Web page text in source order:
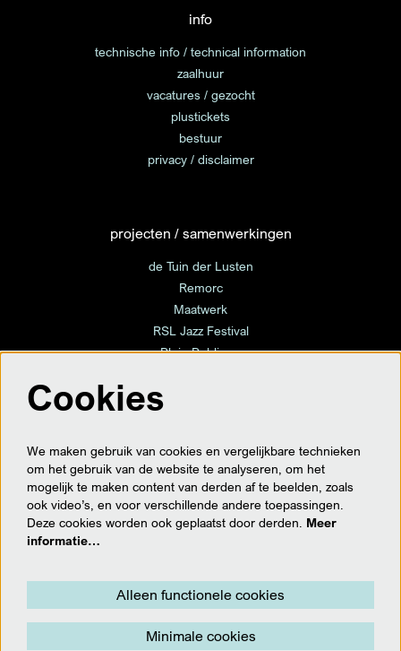
info
technische info / technical information
zaalhuur
vacatures / gezocht
plustickets
bestuur
privacy / disclaimer
projecten / samenwerkingen
de Tuin der Lusten
Remorc
Maatwerk
RSL Jazz Festival
Plein Publique
meld je hier aan voor de nieuwsbrief
Aanmelden
Cookies
We maken gebruik van cookies en vergelijkbare technieken
om het gebruik van de website te analyseren, om het
mogelijk te maken content van derden af te beelden, zoals
ook video’s, en voor verschillende andere toepassingen.
Deze cookies worden ook geplaatst door derden. Meer
informatie…
Alleen functionele cookies
Minimale cookies